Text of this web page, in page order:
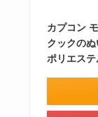
カプコン
クックの
ポリエス